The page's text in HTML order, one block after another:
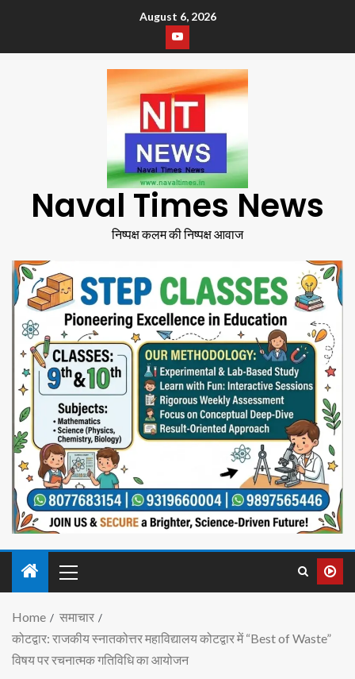
August 6, 2026
Naval Times News
निष्पक्ष कलम की निष्पक्ष आवाज
Home
समाचार
कोटद्वार: राजकीय स्नातकोत्तर महाविद्यालय कोटद्वार में “Best of Waste”
विषय पर रचनात्मक गतिविधि का आयोजन